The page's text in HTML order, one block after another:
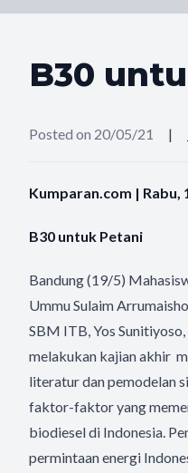
B30
Posted on 20/05/21 |
Kumparan.com | Rabu,
B30 untuk Petani
Bandung (19/5)
Ummu Sulaim
SBM ITB, Yos
melakukan kajian akhir
literatur dan pemodelan
faktor-faktor yang
biodiesel di Indonesia.
permintaan energi